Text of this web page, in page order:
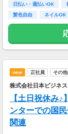
日払い・週払いOK
髪色自由
ネイルOK
new 正社員 その
株式会社日本ビジネ
【土日祝休み
ンターでの国
関連